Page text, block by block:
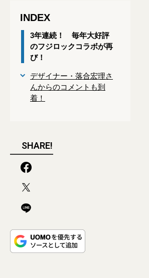
INDEX
3年連続！ 毎年大好評
のフジロックコラボが再
び！
デザイナー・落合宏理さ
んからのコメントも到
着！
SHARE!